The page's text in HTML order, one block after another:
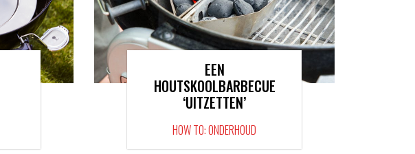
EEN
HOUTSKOOLBARBECUE
‘UITZETTEN’
HOW TO: ONDERHOUD